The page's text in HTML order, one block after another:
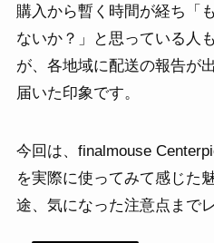
購入から暫く時間が経ち「
ないか？」と思っている人
が、各地域に配送の報告が
届いた印象です。
今回は、finalmouse
を実際に使ってみて感じた
途、気になった注意点まで